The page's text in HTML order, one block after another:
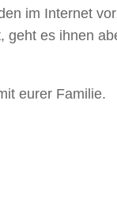
im Internet
es ihnen
eurer Familie.